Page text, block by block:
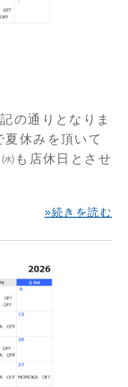
の通りとなりま
休みを頂いて
も店休日とさせ
»続きを読む